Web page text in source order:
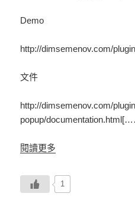
Demo
http://dimsemenov.com/
文件
http://dimsemenov.com/
popup/
閱讀更多
1